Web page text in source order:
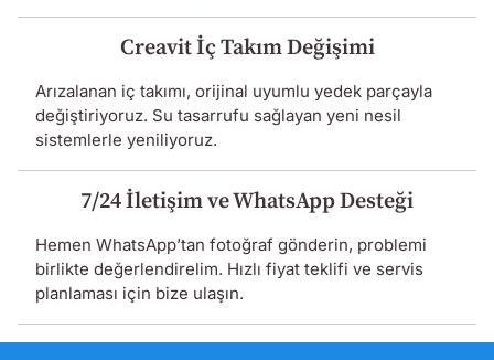
Creavit İç Takım Değişimi
Arızalanan iç takımı, orijinal uyumlu yedek parçayla
değiştiriyoruz. Su tasarrufu sağlayan yeni nesil
sistemlerle yeniliyoruz.
7/24 İletişim ve WhatsApp Desteği
Hemen WhatsApp’tan fotoğraf gönderin, problemi
birlikte değerlendirelim. Hızlı fiyat teklifi ve servis
planlaması için bize ulaşın.